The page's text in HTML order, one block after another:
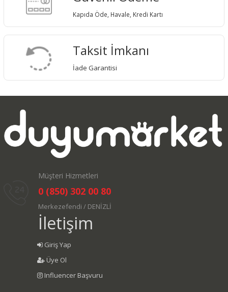
Kapıda Öde, Havale, Kredi Kartı
Taksit İmkanı
İade Garantisi
Müşteri Hizmetleri
0 (850) 302 00 80
Merkezefendi / DENİZLİ
İletişim
Giriş Yap
Üye Ol
Influencer Başvuru